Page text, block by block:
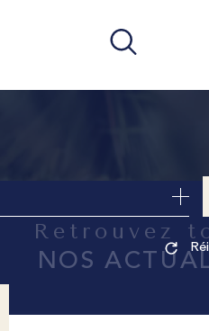
Retrouvez
NOS